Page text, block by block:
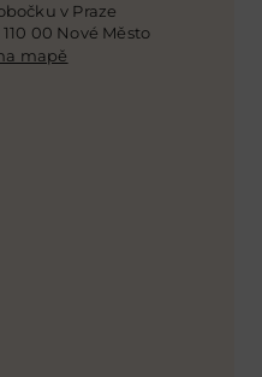
v Praze
00 Nové Město
mapě